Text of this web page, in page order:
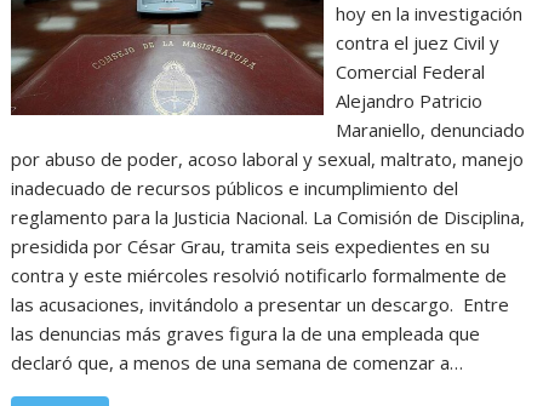
hoy en la investigación
contra el juez Civil y
Comercial Federal
Alejandro Patricio
Maraniello, denunciado
por abuso de poder, acoso laboral y sexual, maltrato, manejo
inadecuado de recursos públicos e incumplimiento del
reglamento para la Justicia Nacional. La Comisión de Disciplina,
presidida por César Grau, tramita seis expedientes en su
contra y este miércoles resolvió notificarlo formalmente de
las acusaciones, invitándolo a presentar un descargo. Entre
las denuncias más graves figura la de una empleada que
declaró que, a menos de una semana de comenzar a…